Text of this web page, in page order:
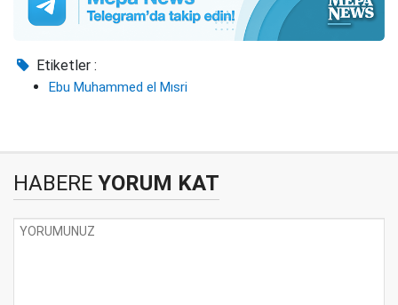
Etiketler :
Ebu Muhammed el Mısri
HABERE YORUM KAT